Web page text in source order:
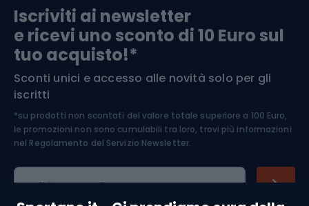
Arrampicata
Medicina dello sport
Abbigliamento ciclistico
Iscriviti ai newsletter
e ricevi uno sconto di 10 Euro sul
tuo acquisto!*
Sconti unici e accesso alle novità solo per gli
iscritti
*su prodotti non scontati del valore totale superiore a 100 Euro,
le promozioni non sono cumulabili tra loro, trovi più informazioni
nel Regolamento del Servizio Newsletter.
Indirizzo e-mail